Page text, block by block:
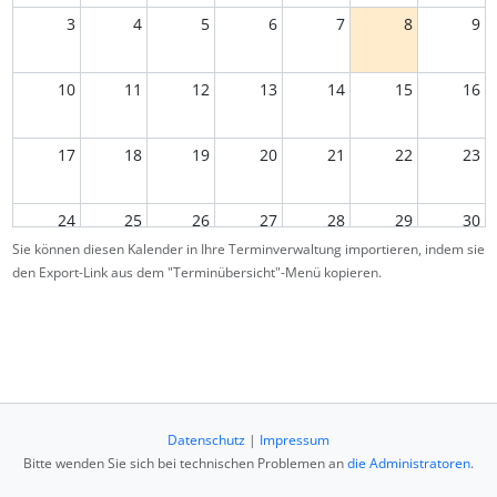
3 4 5 6 7 8 9
10 11 12 13 14 15 16
17 18 19 20 21 22 23
24 25 26 27 28 29 30
4
Sie können diesen Kalender in Ihre Terminverwaltung importieren, indem sie
den Export-Link aus dem "Terminübersicht"-Menü kopieren.
Datenschutz | Impressum
Bitte wenden Sie sich bei technischen Problemen andie Administratoren.